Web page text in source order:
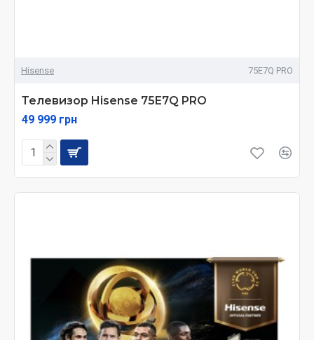
Hisense 75E7Q PRO
Телевизор Hisense 75E7Q PRO
49 999 грн